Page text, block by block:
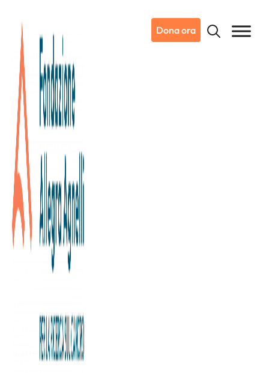
Dona ora
19/06/2021
Dicono di noi
Speciale 35 anni FPRC
Lo speciale de La Stampa dedicato al 35° compleanno
della Fondazione